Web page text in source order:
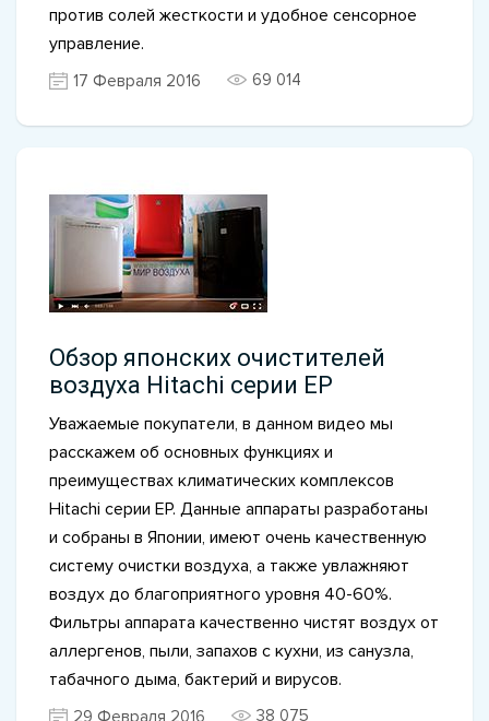
против солей жесткости и удобное сенсорное
управление.
17 Февраля 2016 69 014
Обзор японских очистителей
воздуха Hitachi серии EP
Уважаемые покупатели, в данном видео мы
расскажем об основных функциях и
преимуществах климатических комплексов
Hitachi серии EP. Данные аппараты разработаны
и собраны в Японии, имеют очень качественную
систему очистки воздуха, а также увлажняют
воздух до благоприятного уровня 40-60%.
Фильтры аппарата качественно чистят воздух от
аллергенов, пыли, запахов с кухни, из санузла,
табачного дыма, бактерий и вирусов.
29 Февраля 2016 38 075